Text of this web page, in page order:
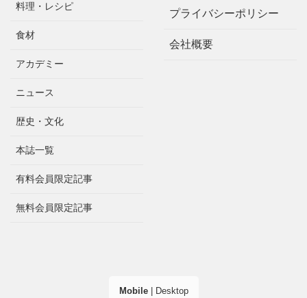
料理・レシピ
食材
アカデミー
ニュース
歴史・文化
本誌一覧
有料会員限定記事
無料会員限定記事
プライバシーポリシー
会社概要
Mobile| Desktop